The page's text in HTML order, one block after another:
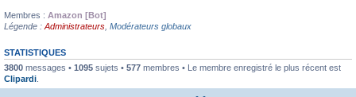
Membres : Amazon [Bot]
Légende : Administrateurs Modérateurs globaux
STATISTIQUES
3800 messages • 1095 sujets • 577 membres • Le membre enregistré le plus récent est
Clipardi